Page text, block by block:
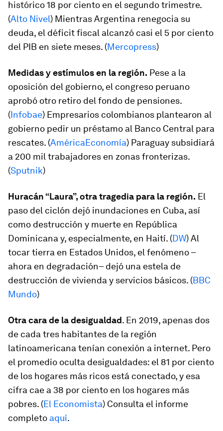
histórico 18 por ciento en el segundo trimestre.
(Alto Nivel) Mientras Argentina renegocia su
deuda, el déficit fiscal alcanzó casi el 5 por ciento
del PIB en siete meses. (Mercopress)
Medidas y estímulos en la región. Pese a la
oposición del gobierno, el congreso peruano
aprobó otro retiro del fondo de pensiones.
(Infobae) Empresarios colombianos plantearon al
gobierno pedir un préstamo al Banco Central para
rescates. (AméricaEconomía) Paraguay subsidiará
a 200 mil trabajadores en zonas fronterizas.
(Sputnik)
Huracán “Laura”, otra tragedia para la región. El
paso del ciclón dejó inundaciones en Cuba, así
como destrucción y muerte en República
Dominicana y, especialmente, en Haití. (DW) Al
tocar tierra en Estados Unidos, el fenómeno –
ahora en degradación– dejó una estela de
destrucción de vivienda y servicios básicos. (BBC
Mundo)
Otra cara de la desigualdad. En 2019, apenas dos
de cada tres habitantes de la región
latinoamericana tenían conexión a internet. Pero
el promedio oculta desigualdades: el 81 por ciento
de los hogares más ricos está conectado, y esa
cifra cae a 38 por ciento en los hogares más
pobres. (El Economista) Consulta el informe
completo aquí.